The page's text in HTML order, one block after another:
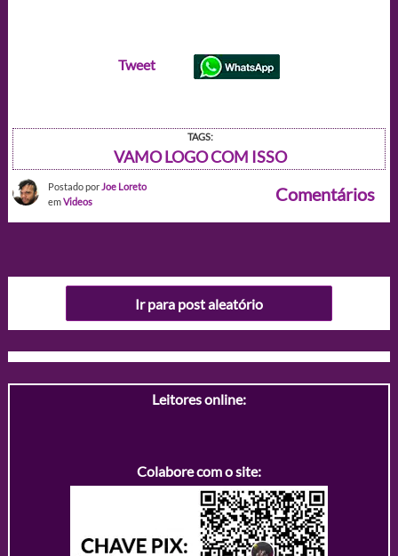
Tweet
TAGS:
VAMO LOGO COM ISSO
Postado por Joe Loreto
emVideos Comentários
Ir para post aleatório
Leitores online:
Colabore com o site: